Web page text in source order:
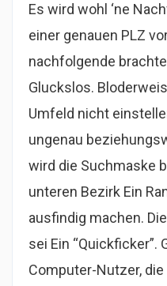
Es wird wohl ‘ne
einer genauen PLZ
nachfolgende
Gluckslos.
Umfeld nicht
ungenau
wird die Suchmaske
unteren Bezirk Ein
ausfindig machen.
sei Ein
Computer-Nutzer,